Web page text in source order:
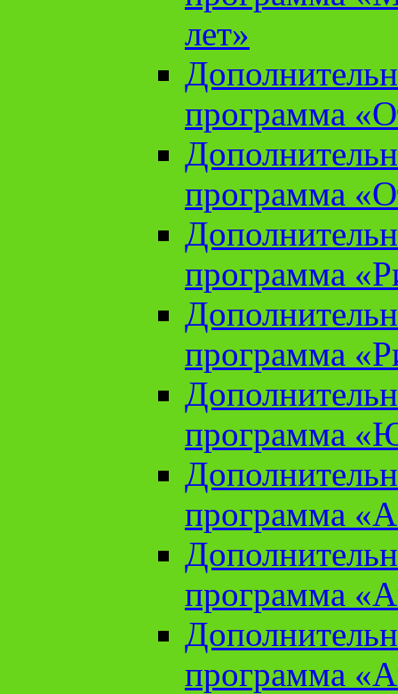
лет»
программа
программа
программа
программа
программа
программа
программа
программа